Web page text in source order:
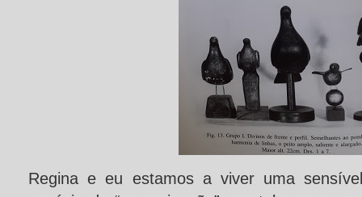
Regina e eu estamos a viver uma